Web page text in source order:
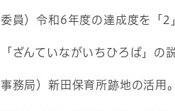
委員）令和6年度の達成度を「2
「ざんていながいちひろば」の
事務局）新田保育所跡地の活用